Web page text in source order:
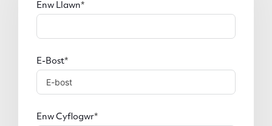
Enw Llawn
E-Bost
Enw Cyflogwr